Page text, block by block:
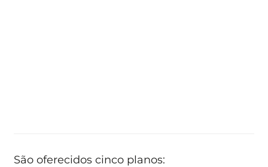
São oferecidos cinco planos: